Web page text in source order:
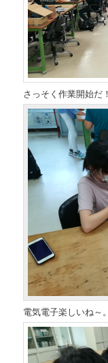
さっそく作業開始だ！
電気電子楽しいね～